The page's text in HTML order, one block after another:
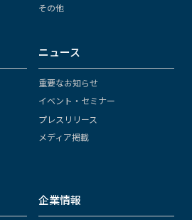
その他
ニュース
重要なお知らせ
イベント・セミナー
プレスリリース
メディア掲載
企業情報